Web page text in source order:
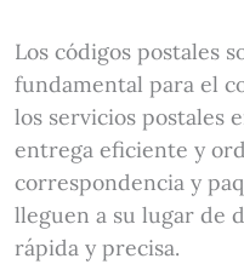
Los códigos postales
fundamental para el
los servicios postales
entrega eficiente y
correspondencia y
lleguen a su lugar de
rápida y precisa.